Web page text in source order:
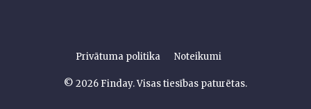
© 2026 Finday. Visas tiesības paturētas.
Privātuma politika Noteikumi